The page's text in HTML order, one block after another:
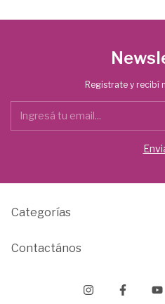
Registrate y recibí
Categorías
Contactános